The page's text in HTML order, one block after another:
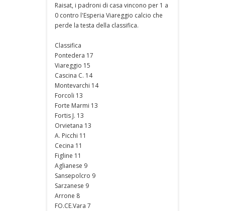
Raisat, i padroni di casa vincono per 1 a
0 contro l'Esperia Viareggio calcio che
perde la testa della classifica.
Classifica
Pontedera 17
Viareggio 15
Cascina C. 14
Montevarchi 14
Forcoli 13
Forte Marmi 13
Fortis J. 13
Orvietana 13
A. Picchi 11
Cecina 11
Figline 11
Aglianese 9
Sansepolcro 9
Sarzanese 9
Arrone 8
FO.CE.Vara 7